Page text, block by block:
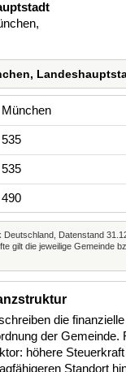
München
535
535
490
Deutschland, Datenstand
gilt die jeweilige Gemeinde
die
der Gemeinde.
höhere
Standort